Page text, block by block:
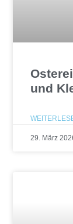
und
29. März